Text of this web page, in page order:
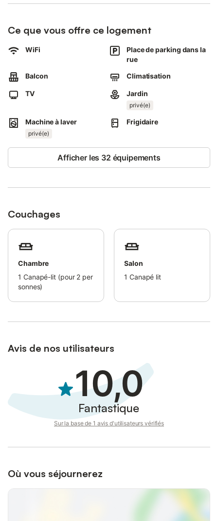
Un lit bébé et une chaise haute sont également fournis.
avec un jardin, un balcon et un barbecue.
détendre avec une vue sur la mer.
La propriété est située à une minute de marche de la plage
locale et d'un quartier avec des restaurants, des cafés et des
Un parking gratuit est disponible dans la rue.
Les familles avec enfants sont les bienvenues.
1 animal de compagnie est autorisé.
Ce que vous offre ce logement
WiFi
Place de parking dans la
rue
Balcon
Climatisation
TV Jardin
privé(e)
Machine à laver
privé(e)
Frigidaire
Afficher les 32 équipements
Couchages
Chambre
1 Canapé-lit (pour 2 per
sonnes)
Salon
1 Canapé lit
Avis de nos utilisateurs
10,0
Fantastique
Sur la base de 1 avis d'utilisateurs vérifiés
Où vous séjournerez